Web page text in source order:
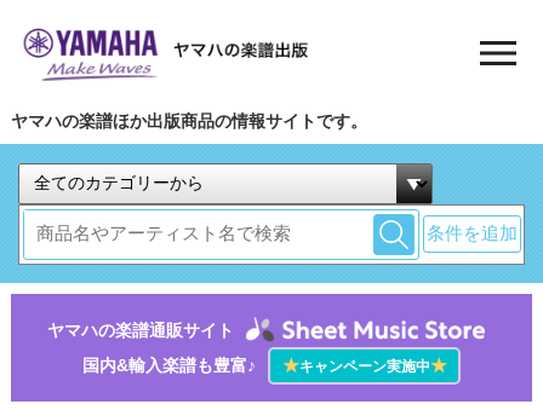
ヤマハの楽譜ほか出版商品の情報サイトです。
条件を追加
ヤマハの楽譜通販サイト
国内&輸入楽譜も豊富♪
★キャンペーン実施中★